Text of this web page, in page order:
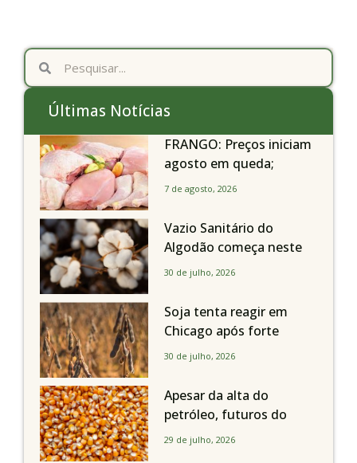
Últimas Notícias
FRANGO: Preços iniciam
agosto em queda;
exportações avançam
7 de agosto, 2026
Vazio Sanitário do
Algodão começa neste
sábado, dia 1º de agosto,
Paulo
30 de julho, 2026
Soja tenta reagir em
Chicago após forte
liquidação; portos
de R$ 150/sc
30 de julho, 2026
Apesar da alta do
petróleo, futuros do
milho recuam em
29 de julho, 2026